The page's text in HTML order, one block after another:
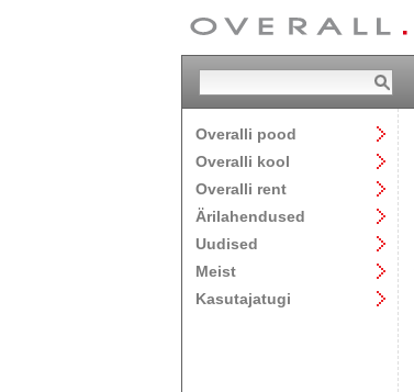
Overalli pood
Overalli kool
Overalli rent
Ärilahendused
Uudised
Meist
Kasutajatugi